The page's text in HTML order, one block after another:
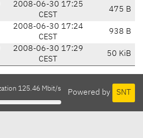
2008-06-30 17:25
CEST
475 B
2008-06-30 17:24
CEST
938 B
2008-06-30 17:29
CEST
50 KiB
Powered by SNT
125.46 Mbit/s